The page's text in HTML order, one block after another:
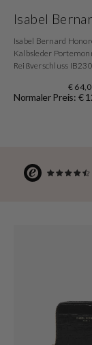
Isabel
Isabel Bernard
Kalbsleder
Reißverschluss
€
Normaler Preis: €